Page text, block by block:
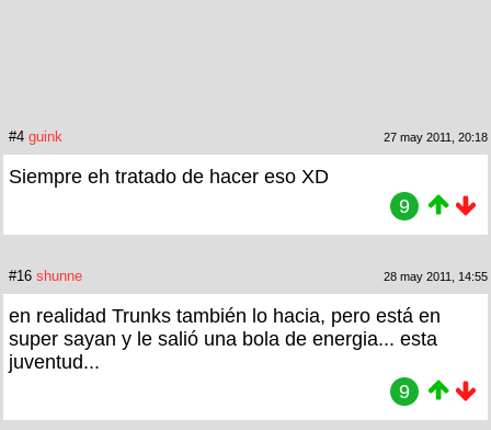
#4 guink 27 may 2011, 20:18
Siempre eh tratado de hacer eso XD
9
#16 shunne 28 may 2011, 14:55
en realidad Trunks también lo hacia, pero está en
super sayan y le salió una bola de energia... esta
juventud...
9